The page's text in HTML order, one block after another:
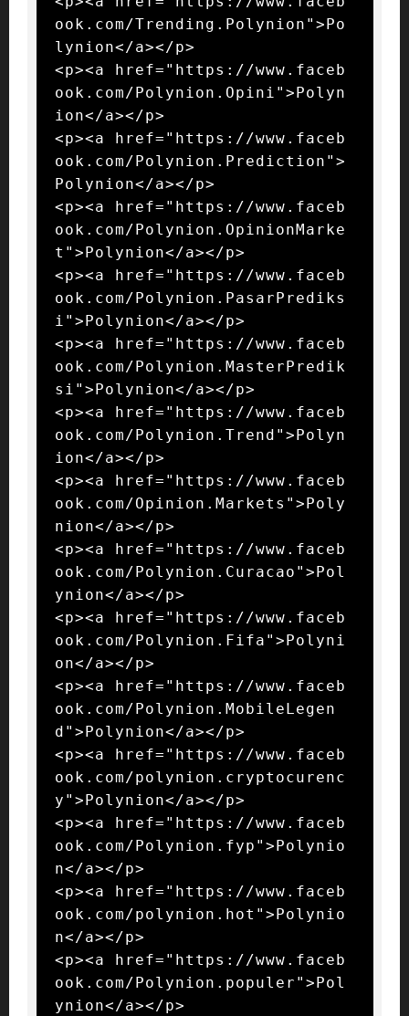
ook.com/Trending.Polynion">Po
lynion</a></p>
<p><a href="https://www.faceb
ook.com/Polynion.Opini">Polyn
ion</a></p>
<p><a href="https://www.faceb
ook.com/Polynion.Prediction">
Polynion</a></p>
<p><a href="https://www.faceb
ook.com/Polynion.OpinionMarke
t">Polynion</a></p>
<p><a href="https://www.faceb
ook.com/Polynion.PasarPrediks
i">Polynion</a></p>
<p><a href="https://www.faceb
ook.com/Polynion.MasterPredik
si">Polynion</a></p>
<p><a href="https://www.faceb
ook.com/Polynion.Trend">Polyn
ion</a></p>
<p><a href="https://www.faceb
ook.com/Opinion.Markets">Poly
nion</a></p>
<p><a href="https://www.faceb
ook.com/Polynion.Curacao">Pol
ynion</a></p>
<p><a href="https://www.faceb
ook.com/Polynion.Fifa">Polyni
on</a></p>
<p><a href="https://www.faceb
ook.com/Polynion.MobileLegen
d">Polynion</a></p>
<p><a href="https://www.faceb
ook.com/polynion.cryptocurenc
y">Polynion</a></p>
<p><a href="https://www.faceb
ook.com/Polynion.fyp">Polynio
n</a></p>
<p><a href="https://www.faceb
ook.com/polynion.hot">Polynio
n</a></p>
<p><a href="https://www.faceb
ook.com/Polynion.populer">Pol
ynion</a></p>